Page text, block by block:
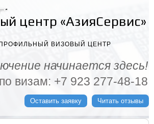
центр «АзияСервис»
ВИЗОВЫЙ ЦЕНТР
начинается здесь!
визам: +7 923 277-48-18
Оставить заявку Читать отзывы